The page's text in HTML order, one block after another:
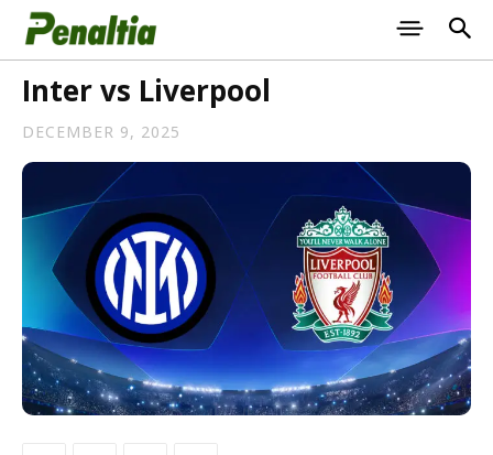
Inter vs Liverpool
DECEMBER 9, 2025